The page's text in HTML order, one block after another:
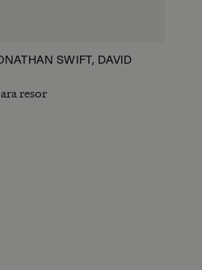
SWIFT, DAVID
resor